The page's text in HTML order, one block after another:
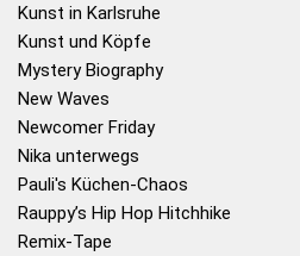
Kunst in Karlsruhe
Kunst und Köpfe
Mystery Biography
New Waves
Newcomer Friday
Nika unterwegs
Pauli's Küchen-Chaos
Rauppy’s Hip Hop Hitchhike
Remix-Tape